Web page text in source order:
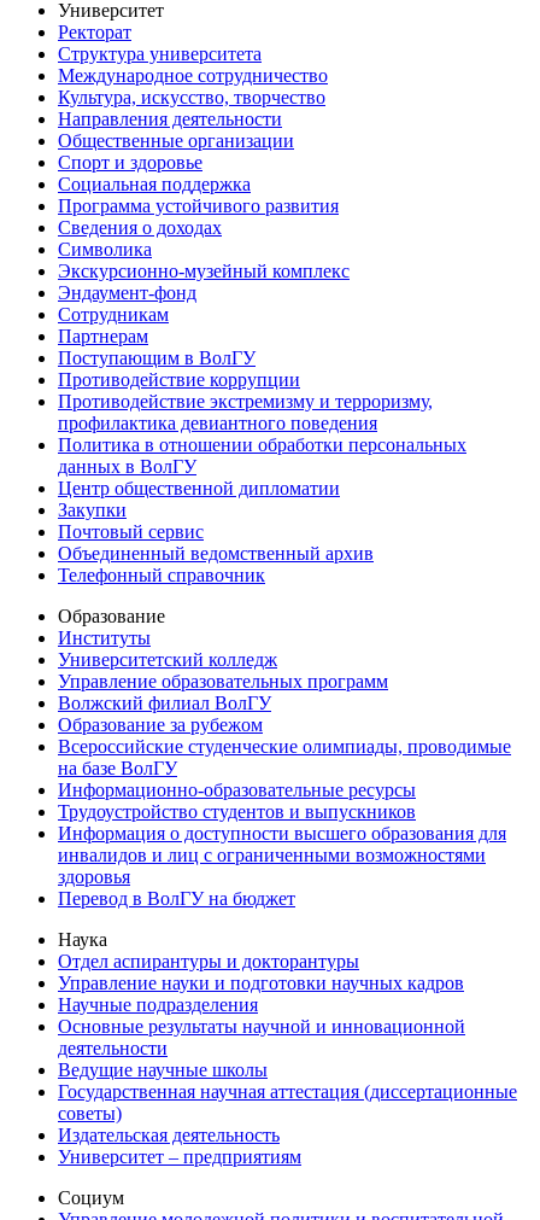
Университет
Ректорат
Структура университета
Международное сотрудничество
Культура, искусство, творчество
Направления деятельности
Общественные организации
Спорт и здоровье
Социальная поддержка
Программа устойчивого развития
Сведения о доходах
Символика
Экскурсионно-музейный комплекс
Эндаумент-фонд
Сотрудникам
Партнерам
Поступающим в ВолГУ
Противодействие коррупции
Противодействие экстремизму и терроризму,
профилактика девиантного поведения
Политика в отношении обработки персональных
данных в ВолГУ
Центр общественной дипломатии
Закупки
Почтовый сервис
Объединенный ведомственный архив
Телефонный справочник
Образование
Институты
Университетский колледж
Управление образовательных программ
Волжский филиал ВолГУ
Образование за рубежом
Всероссийские студенческие олимпиады, проводимые
на базе ВолГУ
Информационно-образовательные ресурсы
Трудоустройство студентов и выпускников
Информация о доступности высшего образования для
инвалидов и лиц с ограниченными возможностями
здоровья
Перевод в ВолГУ на бюджет
Наука
Отдел аспирантуры и докторантуры
Управление науки и подготовки научных кадров
Научные подразделения
Основные результаты научной и инновационной
деятельности
Ведущие научные школы
Государственная научная аттестация (диссертационные
советы)
Издательская деятельность
Университет – предприятиям
Социум